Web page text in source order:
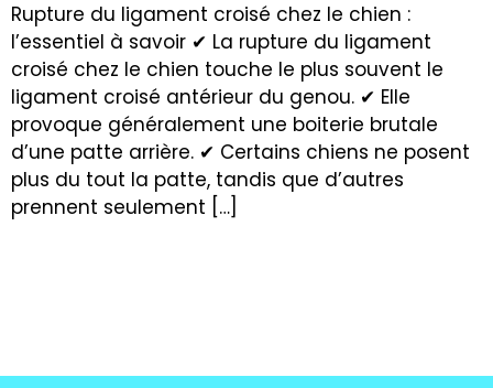
Rupture du ligament croisé chez le chien :
l’essentiel à savoir ✔ La rupture du ligament
croisé chez le chien touche le plus souvent le
ligament croisé antérieur du genou. ✔ Elle
provoque généralement une boiterie brutale
d’une patte arrière. ✔ Certains chiens ne posent
plus du tout la patte, tandis que d’autres
prennent seulement […]